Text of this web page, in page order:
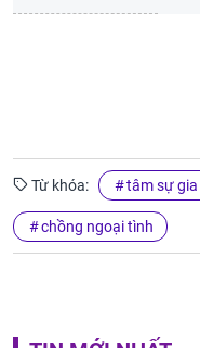
Từ khóa: tâm sự gia
chồng ngoại tình